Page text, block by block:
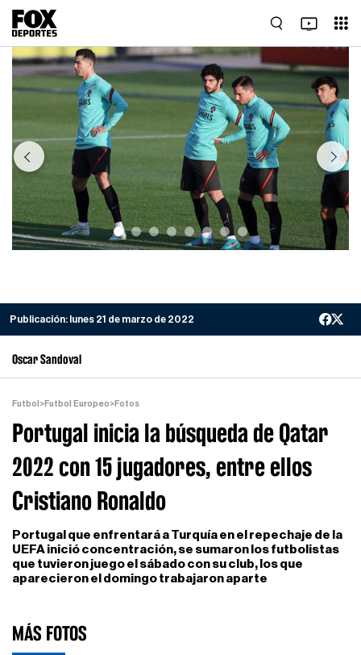
Previous Next
Publicación: lunes 21 de marzo de 2022
Oscar Sandoval
Futbol >Futbol Europeo>Fotos
Portugal inicia la búsqueda de Qatar
2022 con 15 jugadores, entre ellos
Cristiano Ronaldo
Portugal que enfrentará a Turquía en el repechaje de la
UEFA inició concentración, se sumaron los futbolistas
que tuvieron juego el sábado con su club, los que
aparecieron el domingo trabajaron aparte
MÁS FOTOS